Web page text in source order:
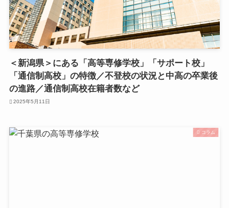
＜新潟県＞にある「高等専修学校」「サポート校」
「通信制高校」の特徴／不登校の状況と中高の卒業後
の進路／通信制高校在籍者数など
2025年5月11日
コラム